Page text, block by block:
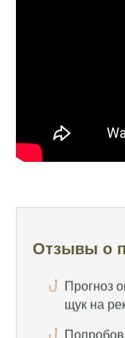
Отзывы о
иногда
Отличный
Прогноз
скромным
Спасибо